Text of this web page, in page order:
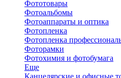
Фототовары
Фотоальбомы
Фотоаппараты и оптика
Фотопленка
Фотопленка
Фоторамки
Фотохимия и фотобумага
Еще
Канцелярские и офисные